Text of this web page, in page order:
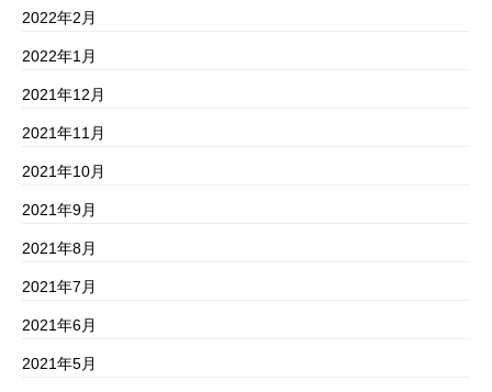
2022年2月
2022年1月
2021年12月
2021年11月
2021年10月
2021年9月
2021年8月
2021年7月
2021年6月
2021年5月